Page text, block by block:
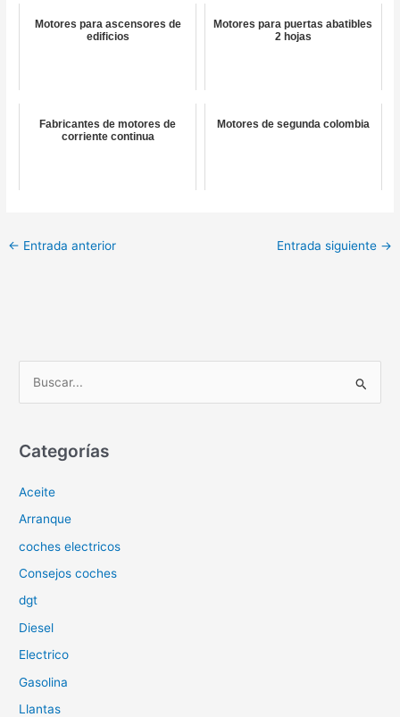
Motores para ascensores de
edificios
Motores para puertas abatibles
2 hojas
Fabricantes de motores de
corriente continua
Motores de segunda colombia
← Entrada anterior Entrada siguiente →
c
r
p
o
Categorías
Aceite
Arranque
coches electricos
Consejos coches
dgt
Diesel
Electrico
Gasolina
Llantas